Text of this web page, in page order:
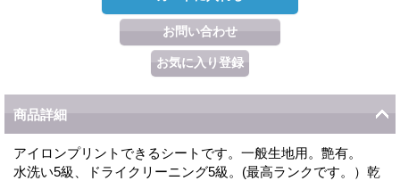
商品詳細
アイロンプリントできるシートです。一般生地用。艶有。
水洗い5級、ドライクリーニング5級。(最高ランクです。）乾